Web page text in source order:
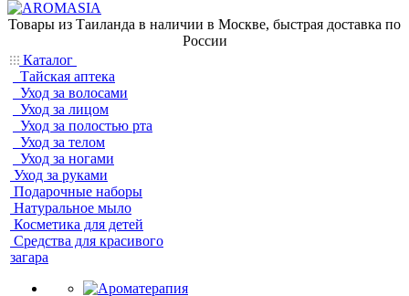
Товары из Таиланда в наличии в Москве, быстрая доставка по
России
Каталог
Тайская аптека
Уход за волосами
Уход за лицом
Уход за полостью рта
Уход за телом
Уход за ногами
Уход за руками
Подарочные наборы
Натуральное мыло
Косметика для детей
Средства для красивого
загара